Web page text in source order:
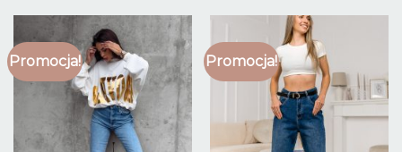
Promocja! Promocja!